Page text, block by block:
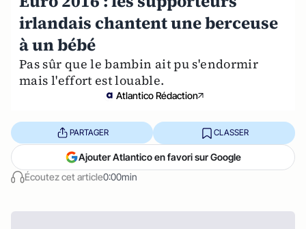
irlandais chantent une berceuse
à un bébé
Pas sûr que le bambin ait pu s'endormir
mais l'effort est louable.
Atlantico Rédaction
Écoutez cet article0:00min
PARTAGER CLASSER
Ajouter Atlantico en favori sur Google